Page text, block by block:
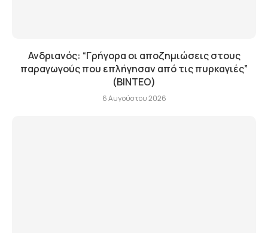
Ανδριανός: “Γρήγορα οι αποζημιώσεις στους
παραγωγούς που επλήγησαν από τις πυρκαγιές”
(BINTEO)
6 Αυγούστου 2026